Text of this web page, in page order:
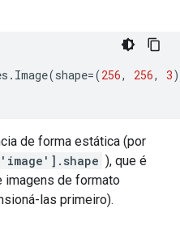
. Image(shape=(256, 256, 3
de forma estática (por
), que é
imagens de formato
las primeiro).